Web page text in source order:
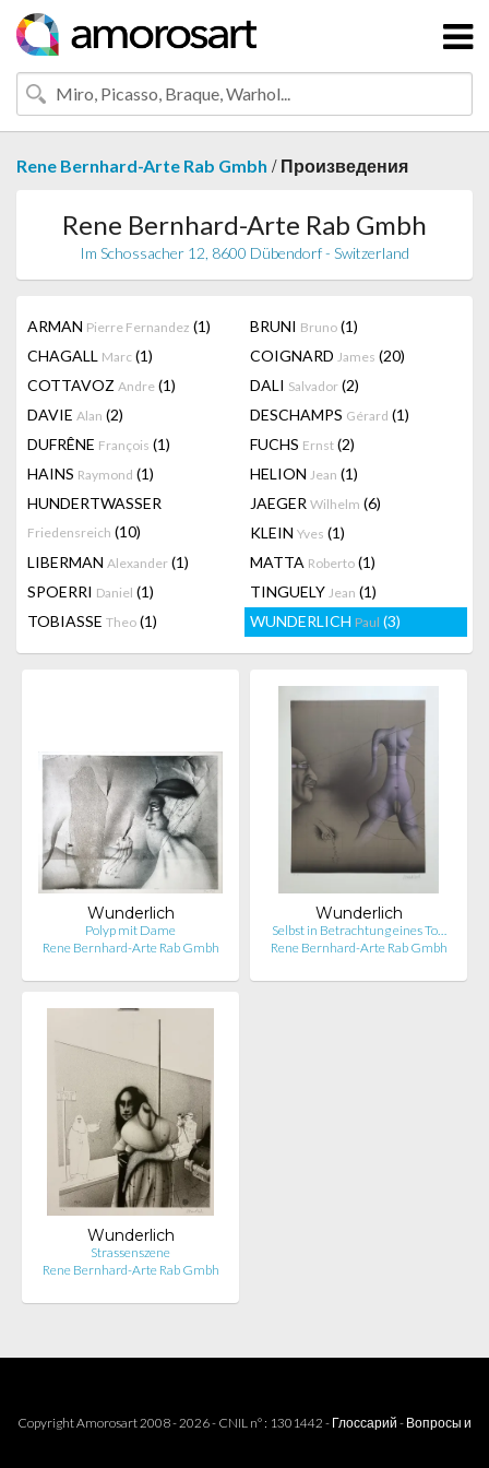
Rene Bernhard-Arte Rab Gmbh / Произведения
Rene Bernhard-Arte Rab Gmbh
Im Schossacher 12, 8600 Dübendorf - Switzerland
ARMAN Pierre Fernandez (1) BRUNI Bruno (1)
CHAGALL Marc (1) COIGNARD James (20)
COTTAVOZ Andre (1) DALI Salvador (2)
DAVIE Alan (2) DESCHAMPS Gérard (1)
DUFRÊNE François (1) FUCHS Ernst (2)
HAINS Raymond (1) HELION Jean (1)
HUNDERTWASSER
Friedensreich (10)
JAEGER Wilhelm (6)
KLEIN Yves (1)
LIBERMAN Alexander (1) MATTA Roberto (1)
SPOERRI Daniel (1) TINGUELY Jean (1)
TOBIASSE Theo (1) WUNDERLICH Paul (3)
Wunderlich
Polyp mit Dame
Rene Bernhard-Arte Rab Gmbh
Wunderlich
Selbst in Betrachtung eines To…
Rene Bernhard-Arte Rab Gmbh
Wunderlich
Strassenszene
Rene Bernhard-Arte Rab Gmbh
Copyright Amorosart 2008 - 2026 - CNIL n° : 1301442 - Глоссарий - Вопросы и